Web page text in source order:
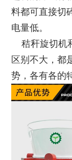
料都可直接切
电量低。
秸秆旋切机
区别不大，都
势，各有各的